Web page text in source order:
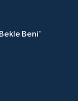
Beni'